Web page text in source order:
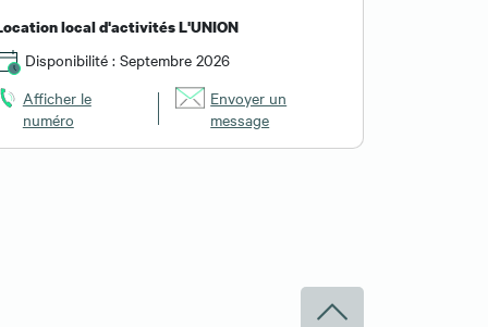
local d'activités L'UNION
Disponibilité : Septembre 2026
Afficher le
numéro
Envoyer un
message